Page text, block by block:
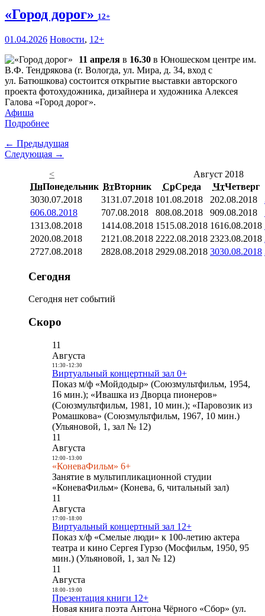
«Город дорог» 12+
01.04.2026 Новости, 12+
11 апреля в 16.30 в Юношеском центре им.
В.Ф. Тендрякова (г. Вологда, ул. Мира, д. 34, вход с
ул. Батюшкова) состоится открытие выставки авторского
проекта фотохудожника, дизайнера и художника Алексея
Галова «Город дорог».
Афиша
Подробнее
← Предыдущая
Следующая →
<
Август 2018
ПнПонедельник ВтВторник СрСреда ЧтЧетверг
3030.07.2018 3131.07.2018 101.08.2018 202.08.2018
606.08.2018 707.08.2018 808.08.2018 909.08.2018
1313.08.2018 1414.08.2018 1515.08.2018 1616.08.2018
2020.08.2018 21 21.08.2018 2222.08.2018 2323.08.2018
2727.08.2018 2828.08.2018 2929.08.2018 3030.08.2018
Сегодня
Сегодня нет событий
Скоро
11
Августа
11:30- 12:30
Виртуальный концертный зал 0+
Показ м/ф «Мойдодыр» (Союзмультфильм, 1954,
16 мин.); «Ивашка из Дворца пионеров»
(Союзмультфильм, 1981, 10 мин.); «Паровозик из
Ромашкова» (Союзмультфильм, 1967, 10 мин.)
(Ульяновой, 1, зал № 12)
11
Августа
12:00- 13:00
«КоневаФильм» 6+
Занятие в мультипликационной студии
«КоневаФильм» (Конева, 6, читальный зал)
11
Августа
17:00- 18:00
Виртуальный концертный зал 12+
Показ х/ф «Смелые люди» к 100-летию актера
театра и кино Сергея Гурзо (Мосфильм, 1950, 95
мин.) (Ульяновой, 1, зал № 12)
11
Августа
18:00- 19:00
Презентация книги 12+
Новая книга поэта Антона Чёрного «Сбор» (ул.